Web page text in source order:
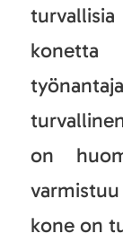
konetta
on
kone on